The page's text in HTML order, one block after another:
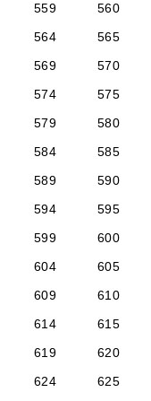
559
560
564
565
569
570
574
575
579
580
584
585
589
590
594
595
599
600
604
605
609
610
614
615
619
620
624
625